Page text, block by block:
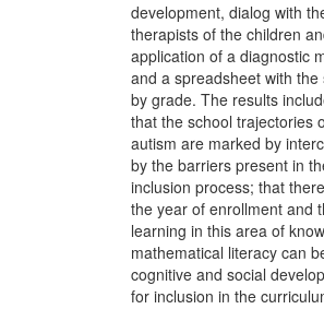
development, dialog with
therapists of the children
application of a diagnostic
and a spreadsheet with
by grade. The results
that the school trajectories
autism are marked by
by the barriers present in
inclusion process; that
the year of enrollment and
learning in this area of
mathematical literacy can
cognitive and social
for inclusion in the